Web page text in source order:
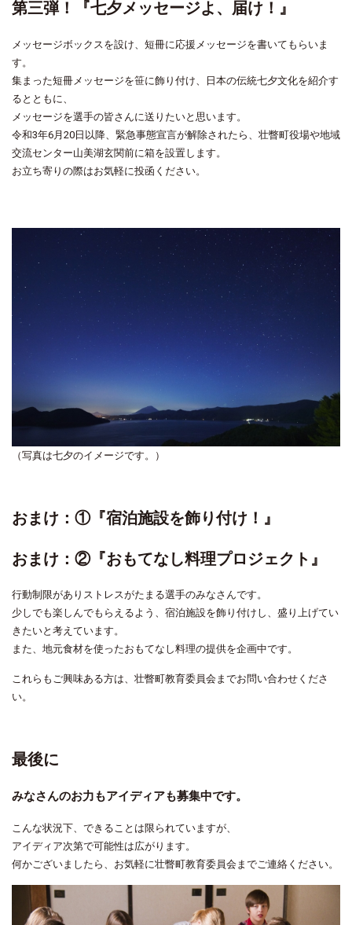
第三弾！『七夕メッセージよ、届け！』
メッセージボックスを設け、短冊に応援メッセージを書いてもらいま
す。
集まった短冊メッセージを笹に飾り付け、日本の伝統七夕文化を紹介す
るとともに、
メッセージを選手の皆さんに送りたいと思います。
令和3年6月20日以降、緊急事態宣言が解除されたら、壮瞥町役場や地域
交流センター山美湖玄関前に箱を設置します。
お立ち寄りの際はお気軽に投函ください。
（写真は七夕のイメージです。）
おまけ：①『宿泊施設を飾り付け！』
おまけ：②『おもてなし料理プロジェクト』
行動制限がありストレスがたまる選手のみなさんです。
少しでも楽しんでもらえるよう、宿泊施設を飾り付けし、盛り上げてい
きたいと考えています。
また、地元食材を使ったおもてなし料理の提供を企画中です。
これらもご興味ある方は、壮瞥町教育委員会までお問い合わせくださ
い。
最後に
みなさんのお力もアイディアも募集中です。
こんな状況下、できることは限られていますが、
アイディア次第で可能性は広がります。
何かございましたら、お気軽に壮瞥町教育委員会までご連絡ください。